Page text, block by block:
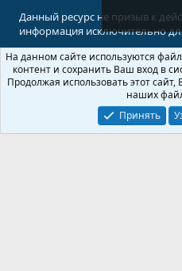
Данный ресурс не призыв к
информация исключительно
© 2008-2026 Форум Абырвалг.нет -
Перевод: XenForo.Info
На данном сайте используются
контент и сохранить Ваш вход в
Продолжая использовать этот
наших
Принять